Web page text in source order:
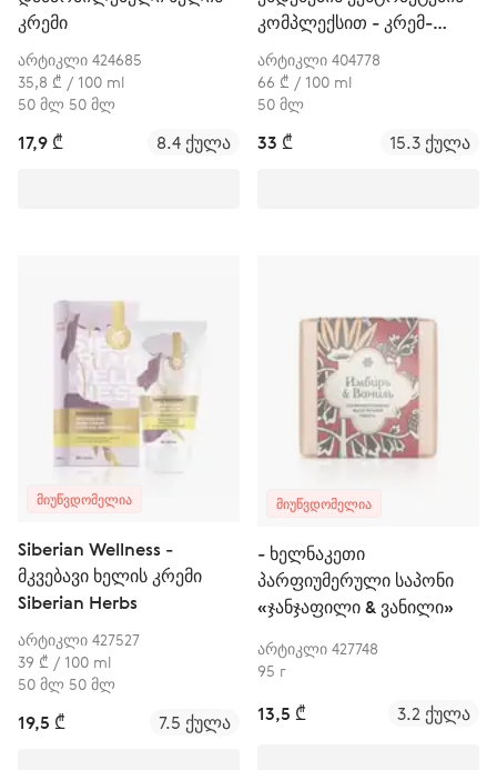
კრემი
არტიკლი 424685
35,8 ₾ / 100 ml
50 მლ 50 მლ
17,9 ₾ 8.4 ქულა
კომპლექსით - კრემ-
კომპლექსი მომწიფებული
კანისთვის
არტიკლი 404778
66 ₾ / 100 ml
50 მლ
33 ₾ 15.3 ქულა
ᲛᲘᲣᲬᲕᲓᲝᲛᲔᲚᲘᲐ
Siberian Wellness -
მკვებავი ხელის კრემი
Siberian Herbs
არტიკლი 427527
39 ₾ / 100 ml
50 მლ 50 მლ
19,5 ₾ 7.5 ქულა
ᲛᲘᲣᲬᲕᲓᲝᲛᲔᲚᲘᲐ
- ხელნაკეთი
პარფიუმერული საპონი
«ჯანჯაფილი & ვანილი»
არტიკლი 427748
95 г
13,5 ₾ 3.2 ქულა